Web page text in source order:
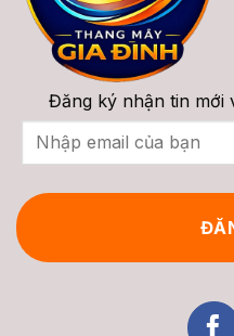
Đăng ký nhận tin mới